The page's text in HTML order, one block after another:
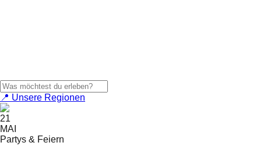
📍 Unsere Regionen
21
MAI
Partys & Feiern